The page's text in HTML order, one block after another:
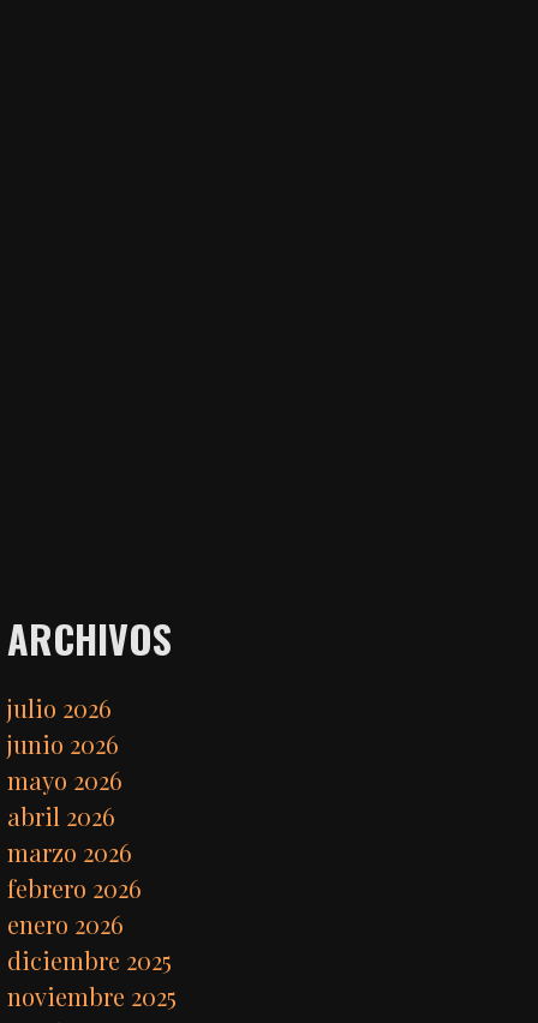
ARCHIVOS
julio 2026
junio 2026
mayo 2026
abril 2026
marzo 2026
febrero 2026
enero 2026
diciembre 2025
noviembre 2025